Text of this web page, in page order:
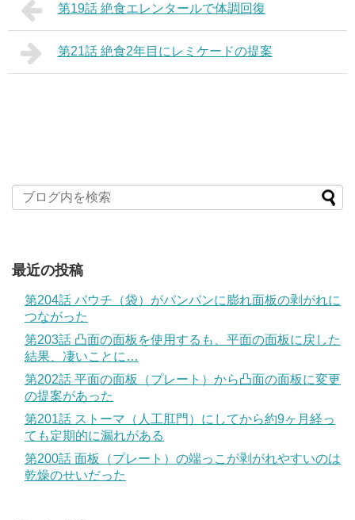
第19話 絶食エレンタールで体調回復
第21話 絶食2年目にレミケードの提案
最近の投稿
第204話 パウチ（袋）がパンパンに膨れ面板の剥がれに
つながった
第203話 凸面の面板を使用するも、平面の面板に戻した
結果、凄いことに…
第202話 平面の面板（プレート）から凸面の面板に変更
の提案があった
第201話 ストーマ（人工肛門）にしてから約9ヶ月経っ
ても定期的に漏れがある
第200話 面板（プレート）の端っこが剥がれやすいのは
乾燥のせいだった